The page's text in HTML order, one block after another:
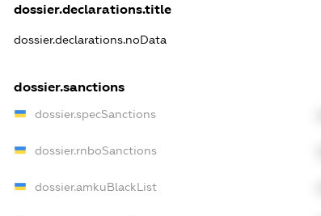
dossier.declarations.title
dossier.declarations.noData
dossier.sanctions
dossier.specSanctions
dossier.rnboSanctions
dossier.amkuBlackList